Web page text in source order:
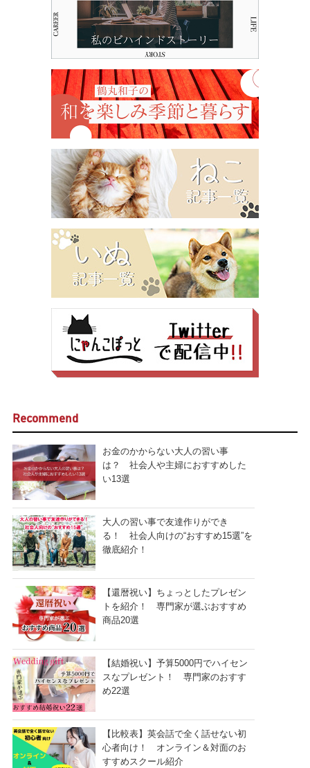
Recommend
お金のかからない大人の習い事
は？ 社会人や主婦におすすめした
い13選
大人の習い事で友達作りができ
る！ 社会人向けの“おすすめ15選”を
徹底紹介！
【還暦祝い】ちょっとしたプレゼン
トを紹介！ 専門家が選ぶおすすめ
商品20選
【結婚祝い】予算5000円でハイセン
スなプレゼント！ 専門家のおすす
め22選
【比較表】英会話で全く話せない初
心者向け！ オンライン＆対面のお
すすめスクール紹介